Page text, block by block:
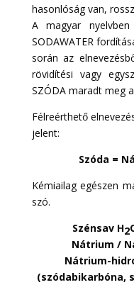
hasonlóság van,
A magyar
SODAWATER
során az
rövidítési vagy
SZÓDA maradt meg
Félreérthető
jelent:
Szóda =
Kémiailag egészen
szó.
Szénsav H2
Nátrium /
Nátrium-
(szódabikarbóna,